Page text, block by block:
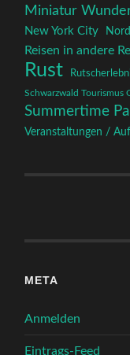
Miniatur
New York City
Reisen in andere
Rust
Schwarzwald Tourismus
Summertime
Veranstaltungen /
META
Anmelden
Eintrags-Feed